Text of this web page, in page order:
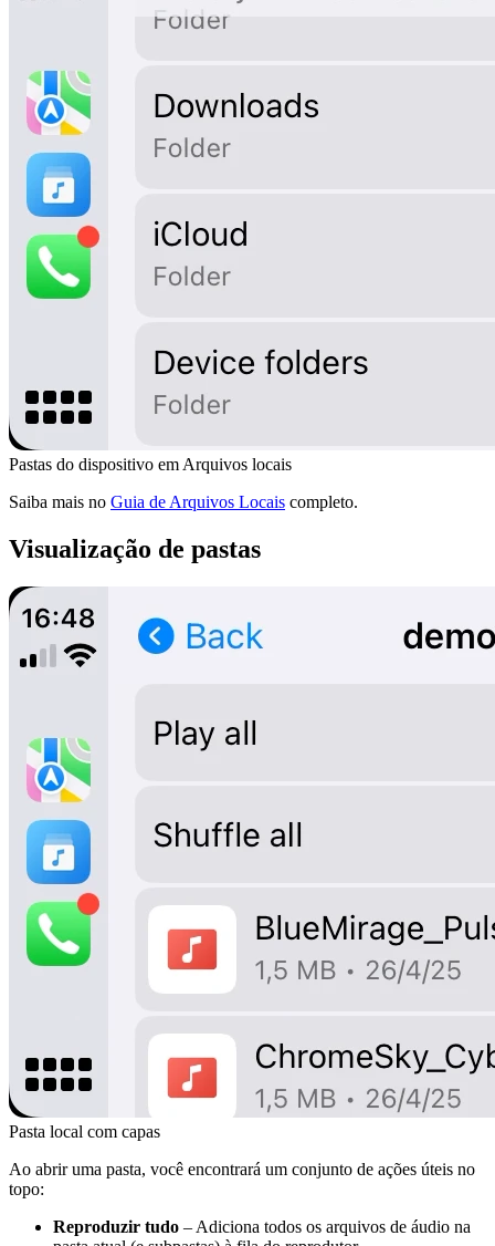
Pastas do dispositivo em Arquivos locais
Saiba mais no Guia de Arquivos Locais completo.
Visualização de pastas
Pasta local com capas
Ao abrir uma pasta, você encontrará um conjunto de ações úteis no
topo:
Reproduzir tudo – Adiciona todos os arquivos de áudio na